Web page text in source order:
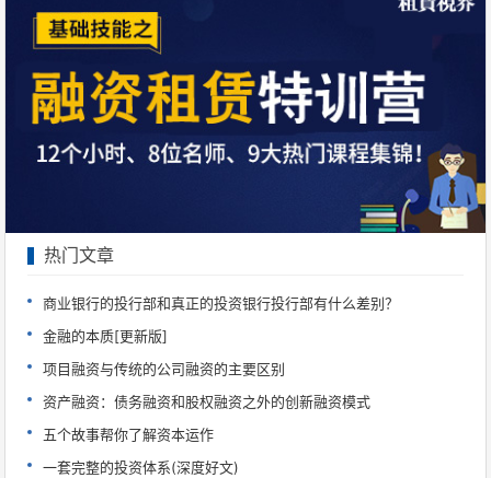
热门文章
商业银行的投行部和真正的投资银行投行部有什么差别？
金融的本质[更新版]
项目融资与传统的公司融资的主要区别
资产融资：债务融资和股权融资之外的创新融资模式
五个故事帮你了解资本运作
一套完整的投资体系(深度好文)